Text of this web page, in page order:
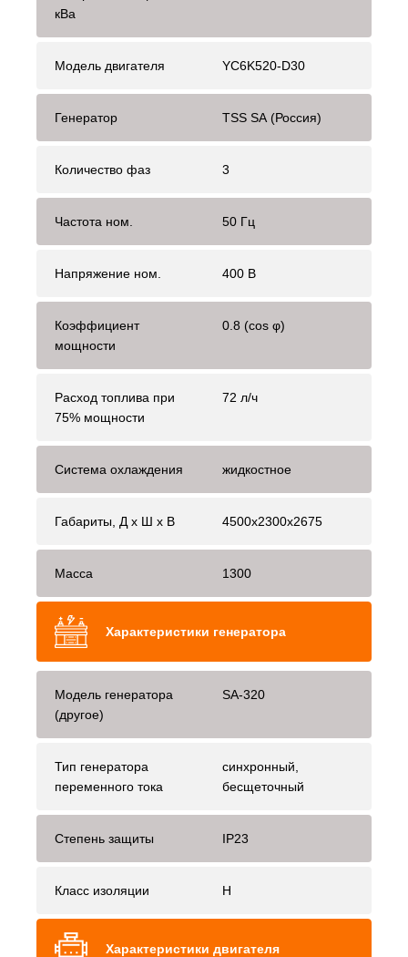
кВа
Модель двигателя YC6K520-D30
Генератор TSS SA (Россия)
Количество фаз 3
Частота ном. 50 Гц
Напряжение ном. 400 В
Коэффициент
мощности
0.8 (cos φ)
Расход топлива при
75% мощности
72 л/ч
Система охлаждения жидкостное
Габариты, Д x Ш x В 4500x2300x2675
Масса 1300
Характеристики генератора
Модель генератора
(другое)
SA-320
Тип генератора
переменного тока
синхронный,
бесщеточный
Степень защиты IP23
Класс изоляции H
Характеристики двигателя